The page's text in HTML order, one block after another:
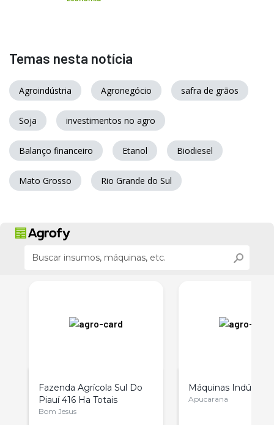
Temas nesta notícia
Agroindústria Agronegócio safra de grãos
Soja investimentos no agro
Balanço financeiro Etanol Biodiesel
Mato Grosso Rio Grande do Sul
Fazenda Agrícola Sul Do
Piauí 416 Ha Totais
Bom Jesus
Máquinas Indústria
Apucarana